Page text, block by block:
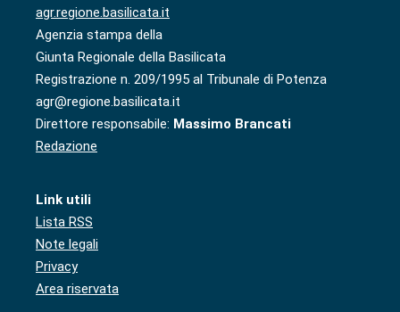
agr.regione.basilicata.it
Agenzia stampa della
Giunta Regionale della Basilicata
Registrazione n. 209/1995 al Tribunale di Potenza
agr@regione.basilicata.it
Direttore responsabile: Massimo Brancati
Redazione
Link utili
Lista RSS
Note legali
Privacy
Area riservata